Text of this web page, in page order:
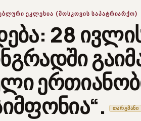
ᲔᲙᲚᲔᲡᲘᲐ (ᲛᲝᲡᲙᲝᲕᲘᲡ ᲡᲐᲞᲐᲢᲠᲘᲐᲠᲥᲝ)
28
ᲗᲐᲠᲒᲛᲐᲜᲘ